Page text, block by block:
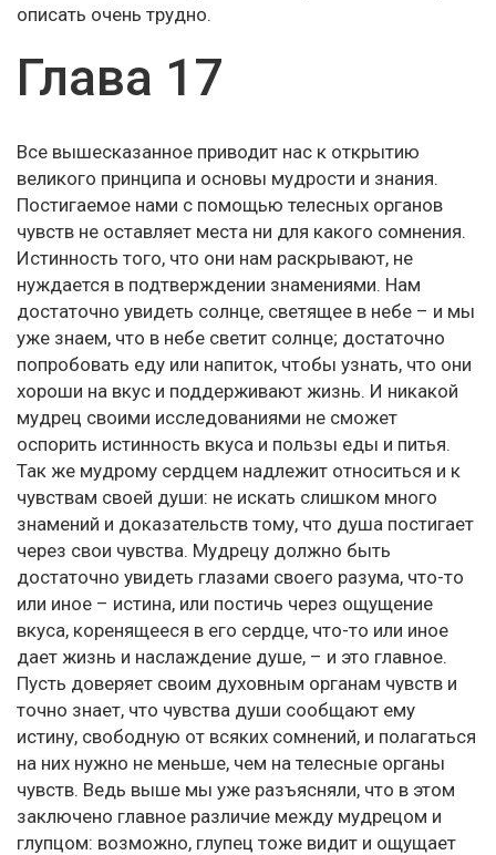
описать очень трудно.
Глава 17
Все вышесказанное приводит нас к открытию
великого принципа и основы мудрости и знания.
Постигаемое нами с помощью телесных органов
чувств не оставляет места ни для какого сомнения.
Истинность того, что они нам раскрывают, не
нуждается в подтверждении знамениями. Нам
достаточно увидеть солнце, светящее в небе – и мы
уже знаем, что в небе светит солнце; достаточно
попробовать еду или напиток, чтобы узнать, что они
хороши на вкус и поддерживают жизнь. И никакой
мудрец своими исследованиями не сможет
оспорить истинность вкуса и пользы еды и питья.
Так же мудрому сердцем надлежит относиться и к
чувствам своей души: не искать слишком много
знамений и доказательств тому, что душа постигает
через свои чувства. Мудрецу должно быть
достаточно увидеть глазами своего разума, что-то
или иное – истина, или постичь через ощущение
вкуса, коренящееся в его сердце, что-то или иное
дает жизнь и наслаждение душе, – и это главное.
Пусть доверяет своим духовным органам чувств и
точно знает, что чувства души сообщают ему
истину, свободную от всяких сомнений, и полагаться
на них нужно не меньше, чем на телесные органы
чувств. Ведь выше мы уже разъясняли, что в этом
заключено главное различие между мудрецом и
глупцом: возможно, глупец тоже видит и ощущает